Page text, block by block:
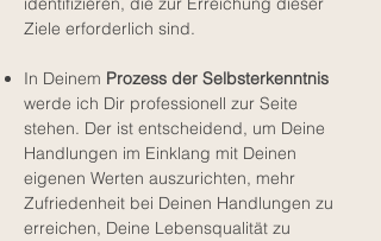
Ziele erforderlich sind.
In Deinem Prozess der Selbsterkenntnis
werde ich Dir professionell zur Seite
stehen. Der ist entscheidend, um Deine
Handlungen im Einklang mit Deinen
eigenen Werten auszurichten, mehr
Zufriedenheit bei Deinen Handlungen zu
erreichen, Deine Lebensqualität zu